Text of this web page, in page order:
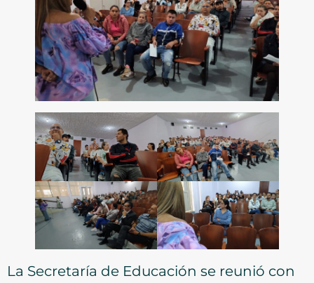
La Secretaría de Educación se reunió con